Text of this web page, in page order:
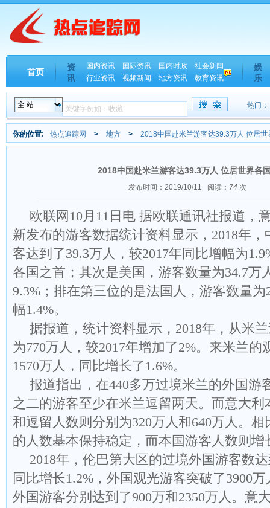
首页
资
讯
国内资讯 国际资讯 国内时政
社会新闻
行业资讯
视频新闻 地方资讯 教育资讯
娱
乐
热门：
你的位置: 热点追踪网 > 地方 > 2018中国赴米兰游客达39.3万人 位居世
2018中国赴米兰游客达39.3万人 位居世界各
发布时间：2019/10/11 阅读： 74 次
欧联网10月11日电 据欧联通讯社报道，
新发布的游客数据统计资料显示，2018年
客达到了39.3万人，较2017年同比增幅为
各国之首；其次是美国，游客数量为34.7万
9.3%；排在第三位的是法国人，游客数量为
幅1.4%。
据报道，统计资料显示，2018年，从米
为770万人，较2017年增加了2%。来米兰的
1570万人，同比增长了1.6%。
报道指出，在440多万过境米兰的外国游
之二的游客至少在米兰逗留两天。而意大利
和逗留人数则分别为320万人和640万人。
的人数基本保持稳定，而本国游客人数则增
2018年，伦巴第大区的过境外国游客数
同比增长1.2%，外国观光游客突破了3900
外国游客分别达到了900万和2350万人。意